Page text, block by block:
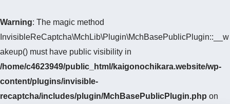
Warning: The magic method
InvisibleReCaptcha\MchLib\Plugin\MchBasePublicPlugin::__w
akeup() must have public visibility in
/home/c4623949/public_html/kaigonochikara.website/wp-
content/plugins/invisible-
recaptcha/includes/plugin/MchBasePublicPlugin.php on